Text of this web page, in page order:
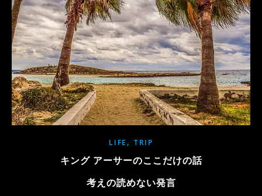
LIFE , TRIP
キング アーサーのここだけの話
考えの読めない発言